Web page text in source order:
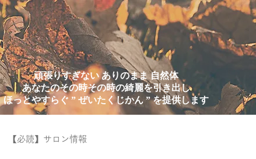
頑張りすぎない ありのまま 自然体
あなたのその時その時の綺麗を引き出し
ほっとやすらぐ ” ぜいたくじかん ” を提供します
【必読】サロン情報